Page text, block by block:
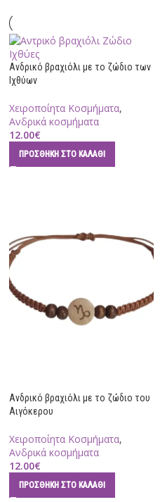
Ανδρικό βραχιόλι με το ζώδιο των
Ιχθύων
Χειροποίητα Κοσμήματα,
Ανδρικά κοσμήματα
12.00€
ΠΡΟΣΘΉΚΗ ΣΤΟ ΚΑΛΆΘΙ
Ανδρικό βραχιόλι με το ζώδιο του
Αιγόκερου
Χειροποίητα Κοσμήματα,
Ανδρικά κοσμήματα
12.00€
ΠΡΟΣΘΉΚΗ ΣΤΟ ΚΑΛΆΘΙ